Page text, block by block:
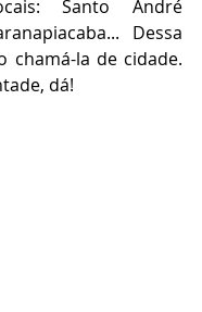
Santo André
Dessa
chamá-la de cidade.
dá!